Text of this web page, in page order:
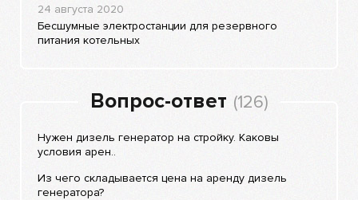
24 августа 2020
Бесшумные электростанции для резервного
питания котельных
Вопрос-ответ (126)
Нужен дизель генератор на стройку. Каковы
условия арен..
Из чего складывается цена на аренду дизель
генератора?